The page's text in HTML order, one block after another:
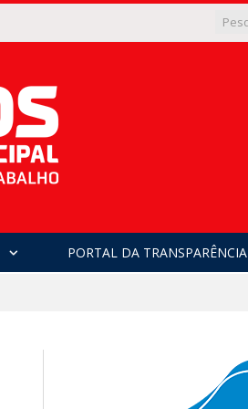
PORTAL DA TRANSPARÊNCIA